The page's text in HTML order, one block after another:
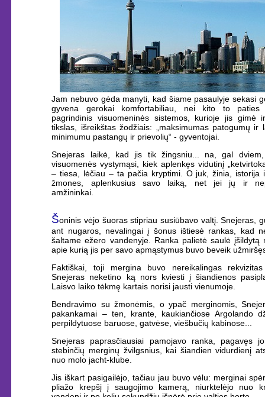
Jam nebuvo gėda manyti, kad šiame pasaulyje sekasi
gyvena gerokai komfortabiliau, nei kito to paties
pagrindinis visuomeninės sistemos, kurioje jis gimė
tikslas, išreikštas žodžiais: „maksimumas patogumų ir
minimumu pastangų ir prievolių“ - gyventojai.
Snejeras laikė, kad jis tik žingsniu... na, gal dviem,
visuomenės vystymąsi, kiek aplenkęs vidutinį
– tiesa, lėčiau – ta pačia kryptimi. O juk, žinia, istorija
žmones, aplenkusius savo laiką, net jei jų ir
amžininkai.
Šoninis vėjo šuoras stipriau susiūbavo valtį. Snejeras,
ant nugaros, nevalingai į šonus ištiesė rankas, kad
šaltame ežero vandenyje. Ranka palietė saulė įšildytą
apie kurią jis per savo apmąstymus buvo beveik
Faktiškai, toji mergina buvo nereikalingas
Snejeras neketino ką nors kviesti į šiandienos
Laisvo laiko tėkmę kartais norisi jausti vienumoje.
Bendravimo su žmonėmis, o ypač merginomis,
pakankamai – ten, krante, kaukiančiose Argolando
perpildytuose baruose, gatvėse, viešbučių kabinose...
Snejeras paprasčiausiai pamojavo ranka, pagavęs
stebinčių merginų žvilgsnius, kai šiandien vidurdienį
nuo molo jacht-klube.
Jis iškart pasigailėjo, tačiau jau buvo vėlu: merginai
pliažo krepšį į saugojimo kamerą, niurktelėjo nuo